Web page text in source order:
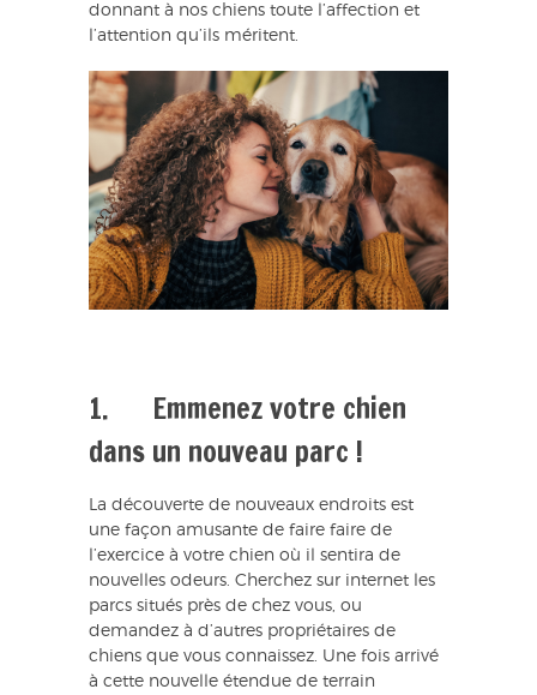
donnant à nos chiens toute l’affection et
l’attention qu’ils méritent.
1. Emmenez votre chien
dans un nouveau parc !
La découverte de nouveaux endroits est
une façon amusante de faire faire de
l’exercice à votre chien où il sentira de
nouvelles odeurs. Cherchez sur internet les
parcs situés près de chez vous, ou
demandez à d’autres propriétaires de
chiens que vous connaissez. Une fois arrivé
à cette nouvelle étendue de terrain